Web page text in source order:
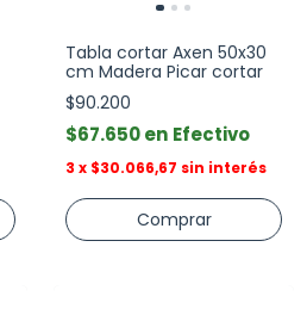
Tabla cortar Axen 50x30
cm Madera Picar cortar
$90.200
$67.650 Efectivo
3 x $30.066,67 sin interés